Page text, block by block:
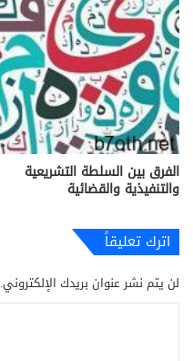
الفرق بين السلطة التشريعية
والتنفيذية والقضائية
اترك تعليقاً
لن يتم نشر عنوان بريدك الإلكتروني.